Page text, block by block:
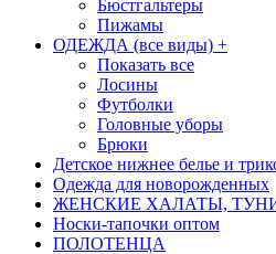
Бюстгальтеры
Пижамы
ОДЕЖДА (все виды) +
Показать все
Лосины
Футболки
Головные уборы
Брюки
Детское нижнее белье и
Одежда для новорожденных
ЖЕНСКИЕ ХАЛАТЫ,
Носки-тапочки оптом
ПОЛОТЕНЦА